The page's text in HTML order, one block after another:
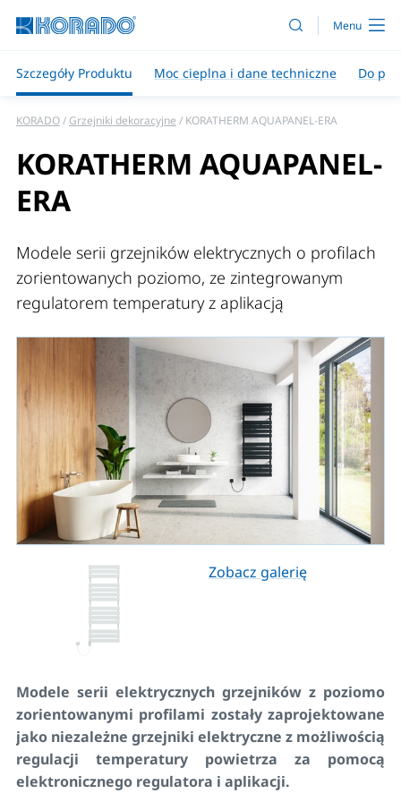
Szczegóły Produktu Moc cieplna i dane techniczne Do
KORADO Grzejniki dekoracyjne KORATHERM AQUAPANEL-ERA
KORATHERM AQUAPANEL-
ERA
Modele serii grzejników elektrycznych o profilach
zorientowanych poziomo, ze zintegrowanym
regulatorem temperatury z aplikacją
Zobacz galerię
Modele serii elektrycznych grzejników z poziomo
zorientowanymi profilami zostały zaprojektowane
jako niezależne grzejniki elektryczne z możliwością
regulacji temperatury powietrza za pomocą
elektronicznego regulatora i aplikacji.